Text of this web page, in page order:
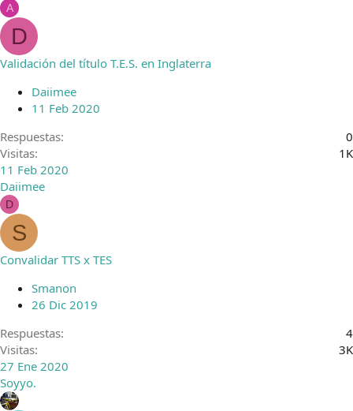
A
D
Validación del título T.E.S. en Inglaterra
Daiimee
11 Feb 2020
Respuestas
0
Visitas
1K
11 Feb 2020
Daiimee
D
S
Convalidar TTS x TES
Smanon
26 Dic 2019
Respuestas
4
Visitas
3K
27 Ene 2020
Soyyo.